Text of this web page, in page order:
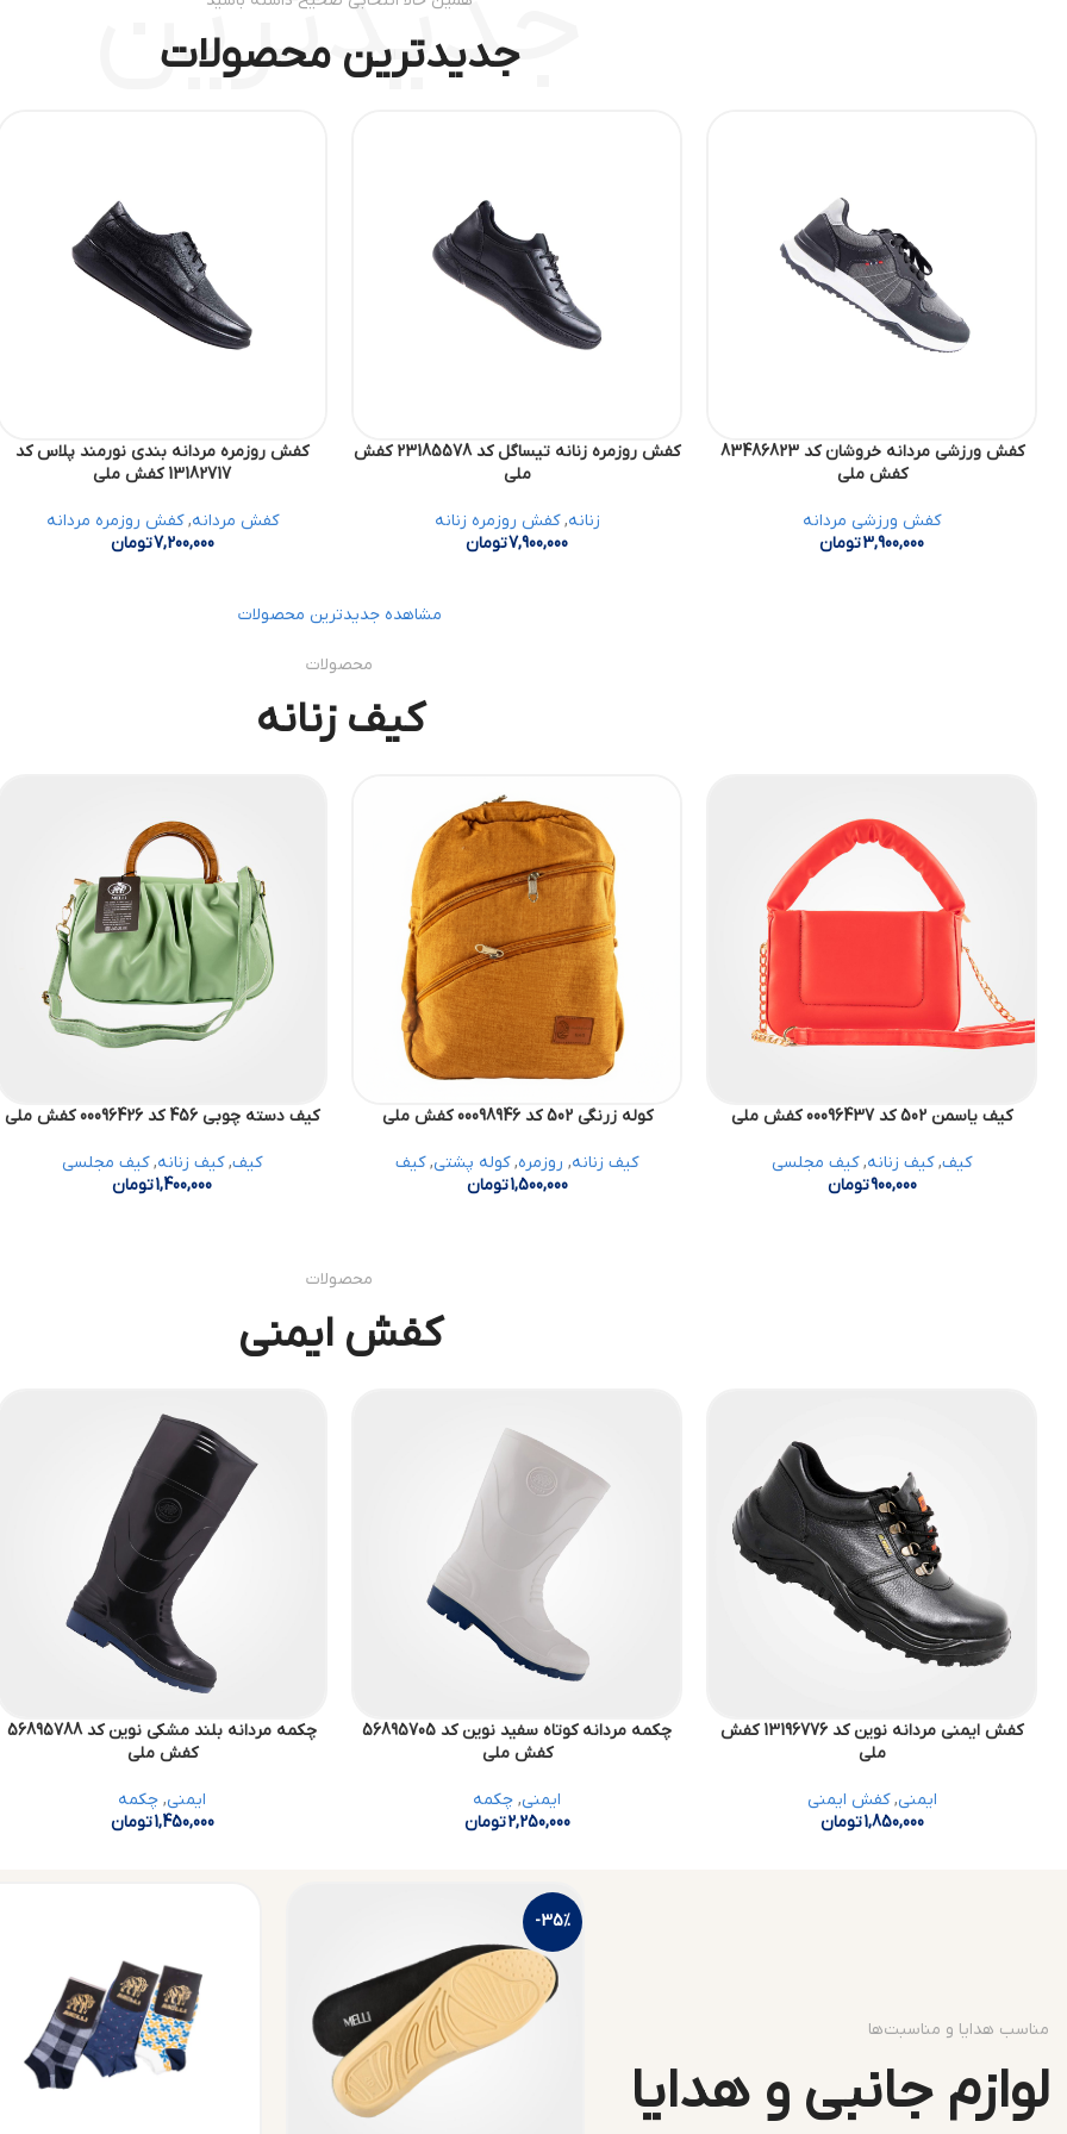
جدیدترین محصولات
کفش ورزشی مردانه خروشان کد 83486823
کفش ملی
کفش ورزشی مردانه
3,900,000تومان
کفش روزمره زنانه تیساگل کد 23185578 کفش
ملی
زنانه,کفش روزمره زنانه
7,900,000تومان
کفش روزمره مردانه بندی نورمند پلاس کد
13182717 کفش ملی
کفش مردانه,کفش روزمره مردانه
7,200,000تومان
مشاهده جدیدترین محصولات
محصولات
کیف زنانه
کیف یاسمن 502 کد 00096437 کفش ملی
کیف,کیف زنانه,کیف مجلسی
900,000تومان
کوله زرنگی 502 کد 00098946 کفش ملی
کیف زنانه, روزمره,کوله پشتی,کیف
1,500,000تومان
کیف دسته چوبی 456 کد 00096426 کفش ملی
کیف,کیف زنانه,کیف مجلسی
1,400,000تومان
محصولات
کفش ایمنی
کفش ایمنی مردانه نوین کد 13196776 کفش
ملی
ایمنی,کفش ایمنی
1,850,000تومان
چکمه مردانه کوتاه سفید نوین کد 56895705
کفش ملی
ایمنی, چکمه
2,250,000تومان
چکمه مردانه بلند مشکی نوین کد 56895788
کفش ملی
ایمنی, چکمه
1,450,000تومان
مناسب هدایا و مناسبت‌ها
لوازم جانبی و هدایا
-35%